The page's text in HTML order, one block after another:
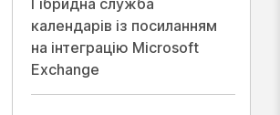
Гібридна служба
календарів із посиланням
на інтеграцію Microsoft
Exchange